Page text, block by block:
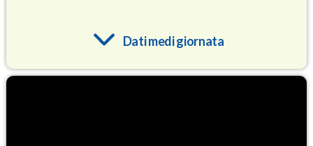
Dati medi giornata